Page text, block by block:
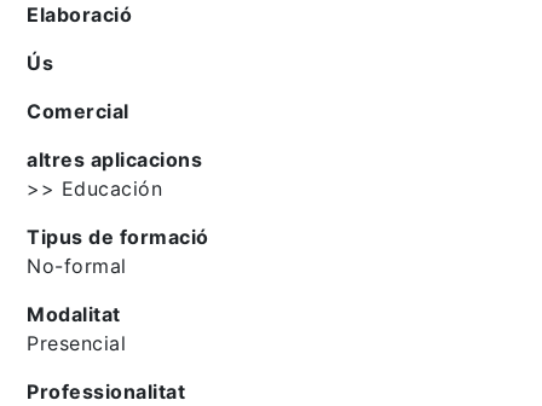
Elaboració
Ús
Comercial
altres aplicacions
>> Educación
Tipus de formació
No-formal
Modalitat
Presencial
Professionalitat